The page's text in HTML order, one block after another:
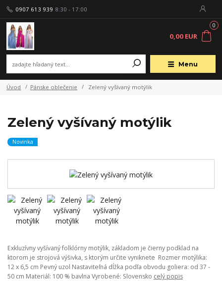
Menu
0907 613 939 8:30 - 17:00
0
0,00 EUR
Úvod Pánske oblečenie Zelený vyšívaný motýlik
Zelený vyšívaný motýlik
Novinka
Exkluzívny vyšívaný folklórny motýlik, základom je čierny podklad na
ktorom je strojová výšivka, s ktorým určite vyniknete Rozmer motýlika:
12 x 6,5 cm Pevný uzol Nastaviteľná dĺžka podľa obvodu goliera: od 37 -
50 cm Materiál: 100 % bavlna Vyrobené: Slovensko celý popis